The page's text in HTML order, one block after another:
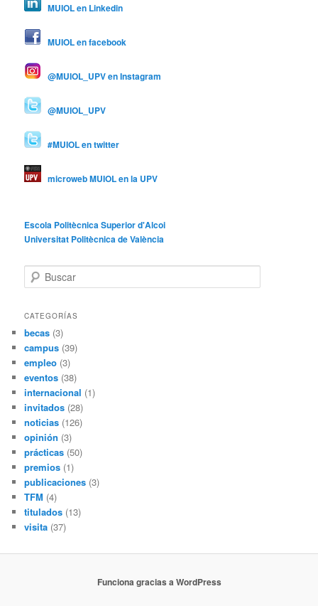
MUIOL en Linkedin
MUIOL en facebook
@MUIOL_UPV en Instagram
@MUIOL_UPV
#MUIOL en twitter
microweb MUIOL en la UPV
Escola Politècnica Superior d'Alcoi
Universitat Politècnica de València
u
c
r
CATEGORÍAS
becas (3)
campus (39)
empleo (3)
eventos (38)
internacional (1)
invitados (28)
noticias (126)
opinión (3)
prácticas (50)
premios (1)
publicaciones (3)
TFM (4)
titulados (13)
visita (37)
Funciona gracias a WordPress